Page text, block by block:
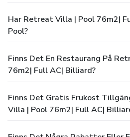
Har Retreat Villa | Pool 76m2|
Pool?
Finns Det En Restaurang På
76m2| Full AC| Billiard?
Finns Det Gratis Frukost
Villa | Pool 76m2| Full AC|